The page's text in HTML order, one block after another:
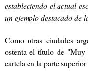
estableciendo el actual
un ejemplo destacado de
Como otras ciudades
ostenta el título de
cartela en la parte superior